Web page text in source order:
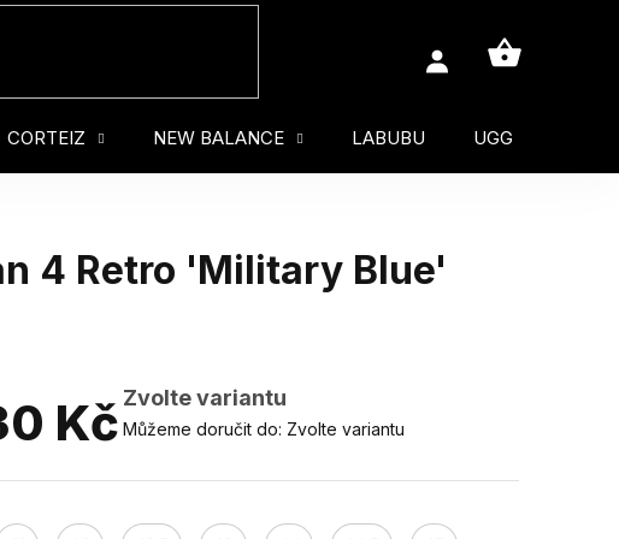
CORTEIZ NEW BALANCE LABUBU UGG
4 Retro 'Military Blue'
Kč Zvolte variantu
Můžeme doručit do: Zvolte variantu